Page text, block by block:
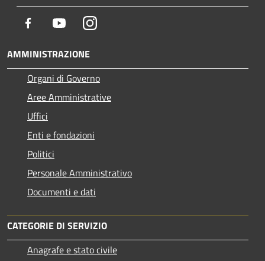
Facebook YoutubeInstagram
AMMINISTRAZIONE
Organi di Governo
Aree Amministrative
Uffici
Enti e fondazioni
Politici
Personale Amministrativo
Documenti e dati
CATEGORIE DI SERVIZIO
Anagrafe e stato civile